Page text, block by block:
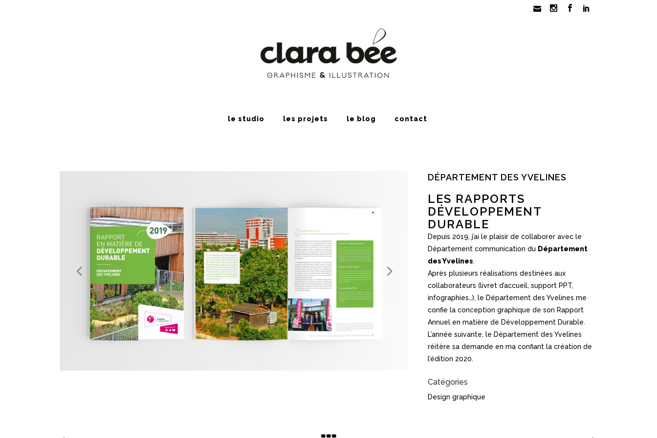
le studio les projets le blog contact
DÉPARTEMENT DES YVELINES
LES RAPPORTS
DÉVELOPPEMENT
DURABLE
Depuis 2019, j’ai le plaisir de collaborer avec le
Département communication du Département
des Yvelines.
Après plusieurs réalisations destinées aux
collaborateurs (livret d’accueil, support PPT,
infographies…), le Département des Yvelines me
confie la conception graphique de son Rapport
Annuel en matière de Développement Durable.
L’année suivante, le Département des Yvelines
réitère sa demande en ma confiant la création de
l’édition 2020.
Catégories
Design graphique